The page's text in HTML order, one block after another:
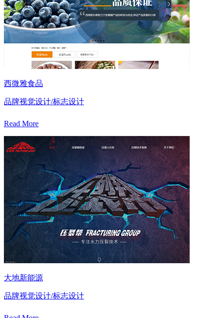
西微雅食品
品牌视觉设计/标志设计
Read More
大地新能源
品牌视觉设计/标志设计